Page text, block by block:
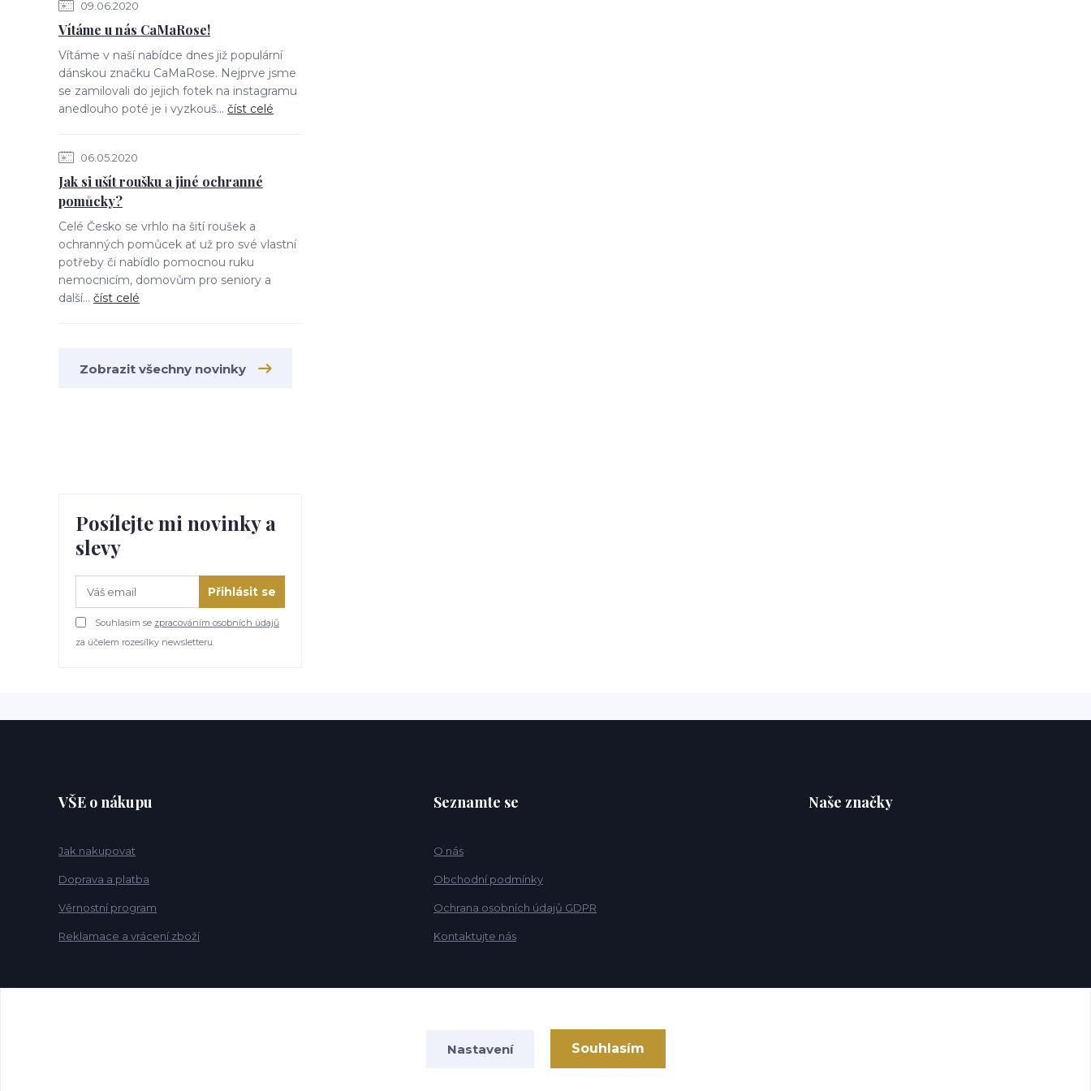
09.06.2020
Vítáme u nás CaMaRose!
Vítáme v naší nabídce dnes již populární
dánskou značku CaMaRose. Nejprve jsme
se zamilovali do jejich fotek na instagramu
anedlouho poté je i vyzkouš... číst celé
06.05.2020
Jak si ušít roušku a jiné ochranné
pomůcky?
Celé Česko se vrhlo na šití roušek a
ochranných pomůcek ať už pro své vlastní
potřeby či nabídlo pomocnou ruku
nemocnicím, domovům pro seniory a
další... číst celé
Zobrazit všechny novinky
Posílejte mi novinky a
slevy
Přihlásit se
Souhlasím se zpracováním osobních údajů
za účelem rozesílky newsletteru.
VŠE o nákupu
Jak nakupovat
Doprava a platba
Věrnostní program
Reklamace a vrácení zboží
Seznamte se
O nás
Obchodní podmínky
Ochrana osobních údajů GDPR
Kontaktujte nás
Naše značky
Nastavení Souhlasím